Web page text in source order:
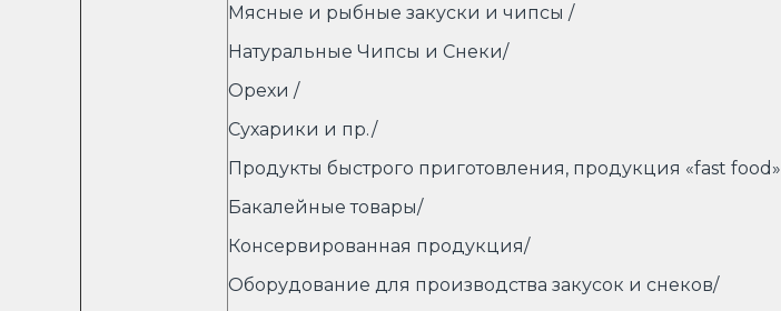
Мясные и рыбные закуски и чипсы /
Натуральные Чипсы и Снеки/
Орехи /
Сухарики и пр./
Продукты быстрого приготовления, продукция «fast food»
Бакалейные товары/
Консервированная продукция/
Оборудование для производства закусок и снеков/